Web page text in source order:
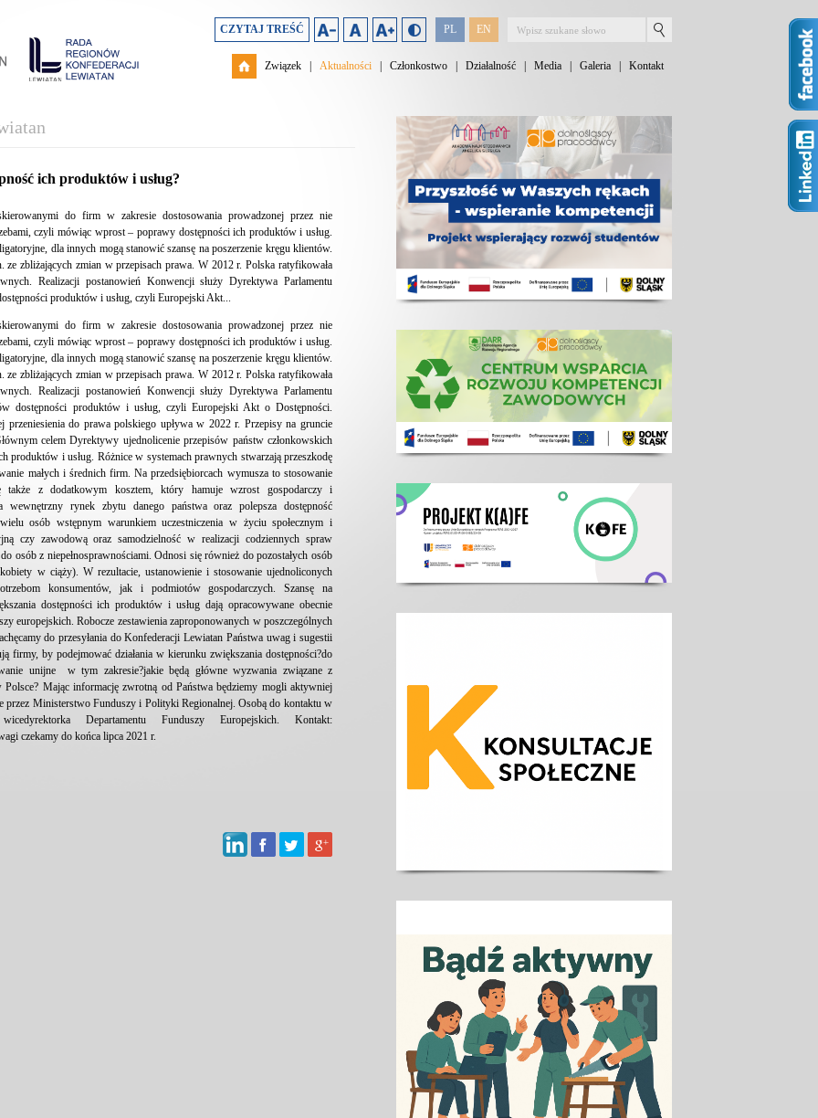
PL EN
CZYTAJ TREŚĆ
Związek Aktualności Członkostwo Działalność Media Galeria Kontakt
ich produktów i usług?
do firm w zakresie dostosowania prowadzonej przez nie
czyli mówiąc wprost – poprawy dostępności ich produktów i usług.
dla innych mogą stanowić szansę na poszerzenie kręgu klientów.
zbliżających zmian w przepisach prawa. W 2012 r. Polska ratyfikowała
Realizacji postanowień Konwencji służy Dyrektywa Parlamentu
produktów i usług, czyli Europejski Akt...
do firm w zakresie dostosowania prowadzonej przez nie
czyli mówiąc wprost – poprawy dostępności ich produktów i usług.
dla innych mogą stanowić szansę na poszerzenie kręgu klientów.
zbliżających zmian w przepisach prawa. W 2012 r. Polska ratyfikowała
Realizacji postanowień Konwencji służy Dyrektywa Parlamentu
dostępności produktów i usług, czyli Europejski Akt o Dostępności.
do prawa polskiego upływa w 2022 r. Przepisy na gruncie
celem Dyrektywy ujednolicenie przepisów państw członkowskich
produktów i usług. Różnice w systemach prawnych stwarzają przeszkodę
małych i średnich firm. Na przedsiębiorcach wymusza to stosowanie
z dodatkowym kosztem, który hamuje wzrost gospodarczy i
wewnętrzny rynek zbytu danego państwa oraz polepsza dostępność
osób wstępnym warunkiem uczestniczenia w życiu społecznym i
czy zawodową oraz samodzielność w realizacji codziennych spraw
osób z niepełnosprawnościami. Odnosi się również do pozostałych osób
w ciąży). W rezultacie, ustanowienie i stosowanie ujednoliconych
konsumentów, jak i podmiotów gospodarczych. Szansę na
dostępności ich produktów i usług dają opracowywane obecnie
europejskich. Robocze zestawienia zaproponowanych w poszczególnych
do przesyłania do Konfederacji Lewiatan Państwa uwag i sugestii
firmy, by podejmować działania w kierunku zwiększania dostępności?do
unijne w tym zakresie?jakie będą główne wyzwania związane z
Mając informację zwrotną od Państwa będziemy mogli aktywniej
przez Ministerstwo Funduszy i Polityki Regionalnej. Osobą do kontaktu w
Departamentu Funduszy Europejskich. Kontakt:
czekamy do końca lipca 2021 r.